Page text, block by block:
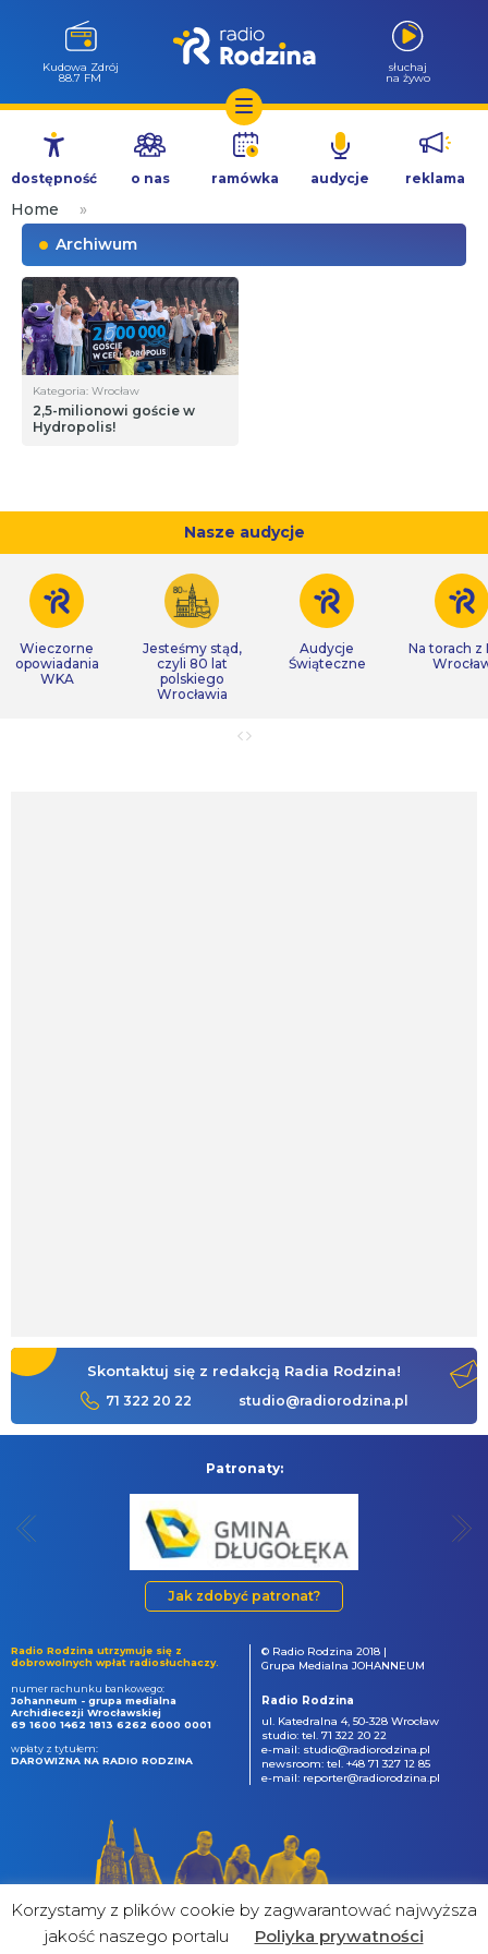
Przejdź
treści
Kudowa Zdrój
88.7 FM
słuchaj
na żywo
dostępność o nas ramówka audycje reklama
Home
»
Archiwum
Kategoria: Wrocław
2,5-milionowi goście w
Hydropolis!
Nasze audycje
Wieczorne
opowiadania
WKA
Jesteśmy stąd,
czyli 80 lat
polskiego
Wrocławia
Audycje
Świąteczne
Na torach z
Skontaktuj się z redakcją Radia Rodzina!
71 322 20 22 studio@radiorodzina.pl
Patronaty:
Jak zdobyć patronat?
Radio Rodzina utrzymuje się z
dobrowolnych wpłat radiosłuchaczy.
numer rachunku bankowego:
Johanneum - grupa medialna
Archidiecezji Wrocławskiej
69 1600 1462 1813 6262 6000 0001
wpłaty z tytułem:
DAROWIZNA NA RADIO RODZINA
© Radio Rodzina 2018 |
Grupa Medialna JOHANNEUM
Radio Rodzina
ul. Katedralna 4, 50-328 Wrocław
studio: tel. 71 322 20 22
e-mail: studio@radiorodzina.pl
newsroom: tel. +48 71 327 12 85
e-mail: reporter@radiorodzina.pl
Korzystamy z plików cookie by zagwarantować najwyższa
jakość naszego portalu
Poliyka prywatności